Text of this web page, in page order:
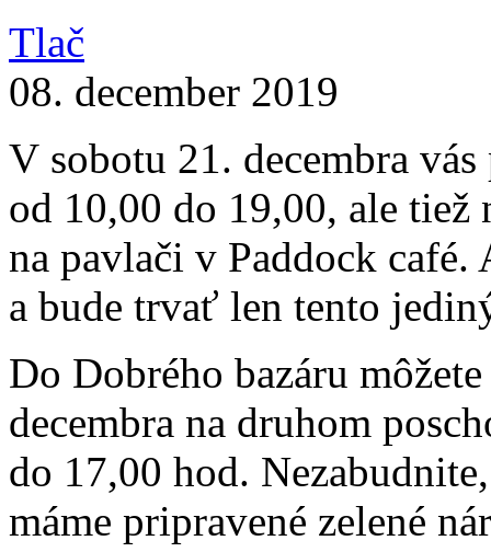
Tlač
08. december 2019
V sobotu 21. decembra
od 10,00 do 19,00, ale
na pavlači v Paddock
a bude trvať len tento
Do Dobrého bazáru
decembra na druhom
do 17,00 hod.
máme pripravené zelené